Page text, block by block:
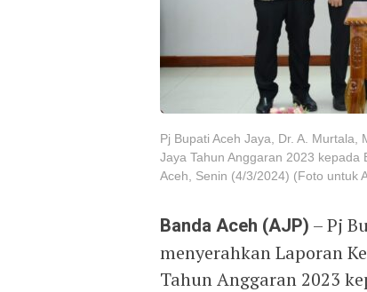
Pj Bupati Aceh Jaya, Dr. A.
Jaya Tahun Anggaran 2023 kepada
Aceh, Senin (4/3/2024) (Foto untuk
Banda Aceh (AJP) – Pj
menyerahkan Laporan
Tahun Anggaran 2023